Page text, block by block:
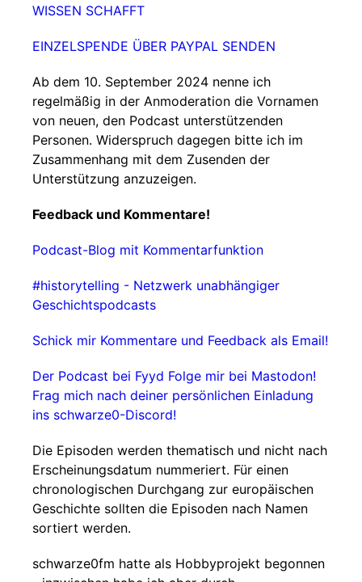
WISSEN SCHAFFT
EINZELSPENDE ÜBER PAYPAL SENDEN
Ab dem 10. September 2024 nenne ich
regelmäßig in der Anmoderation die Vornamen
von neuen, den Podcast unterstützenden
Personen. Widerspruch dagegen bitte ich im
Zusammenhang mit dem Zusenden der
Unterstützung anzuzeigen.
Feedback und Kommentare!
Podcast-Blog mit Kommentarfunktion
#historytelling - Netzwerk unabhängiger
Geschichtspodcasts
Schick mir Kommentare und Feedback als Email!
Der Podcast bei Fyyd Folge mir bei Mastodon!
Frag mich nach deiner persönlichen Einladung
ins schwarze0-Discord!
Die Episoden werden thematisch und nicht nach
Erscheinungsdatum nummeriert. Für einen
chronologischen Durchgang zur europäischen
Geschichte sollten die Episoden nach Namen
sortiert werden.
schwarze0fm hatte als Hobbyprojekt begonnen